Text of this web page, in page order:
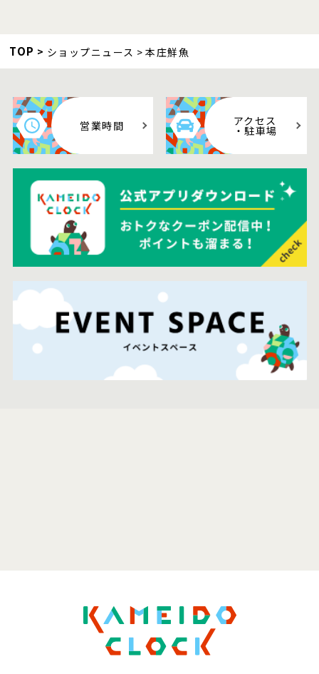
TOP ショップニュース 本庄鮮魚
営業時間 アクセス
・駐車場